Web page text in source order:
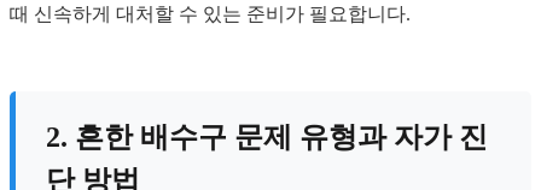
때 신속하게 대처할 수 있는 준비가 필요합니다.
2. 흔한 배수구 문제 유형과 자가 진
단 방법